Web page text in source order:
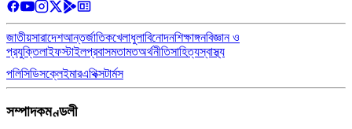
জাতীয়সারাদেশআন্তর্জাতিকখেলাধুলাবিনোদনশিক্ষাঙ্গনবিজ্ঞান ও
প্রযুক্তিলাইফস্টাইলপ্রবাসমতামতঅর্থনীতিসাহিত্যস্বাস্থ্য
পলিসিডিসক্লেইমারএথিক্সটার্মস
সম্পাদকমণ্ডলী